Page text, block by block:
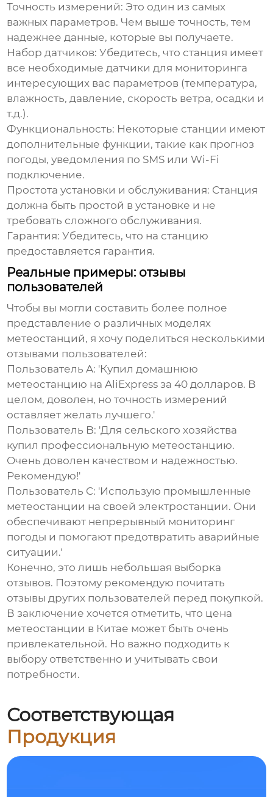
Точность измерений: Это один из самых
важных параметров. Чем выше точность, тем
надежнее данные, которые вы получаете.
Набор датчиков: Убедитесь, что станция имеет
все необходимые датчики для мониторинга
интересующих вас параметров (температура,
влажность, давление, скорость ветра, осадки и
т.д.).
Функциональность: Некоторые станции имеют
дополнительные функции, такие как прогноз
погоды, уведомления по SMS или Wi-Fi
подключение.
Простота установки и обслуживания: Станция
должна быть простой в установке и не
требовать сложного обслуживания.
Гарантия: Убедитесь, что на станцию
предоставляется гарантия.
Реальные примеры: отзывы
пользователей
Чтобы вы могли составить более полное
представление о различных моделях
метеостанций, я хочу поделиться несколькими
отзывами пользователей:
Пользователь A: 'Купил домашнюю
метеостанцию на AliExpress за 40 долларов. В
целом, доволен, но точность измерений
оставляет желать лучшего.'
Пользователь B: 'Для сельского хозяйства
купил профессиональную метеостанцию.
Очень доволен качеством и надежностью.
Рекомендую!'
Пользователь C: 'Использую промышленные
метеостанции на своей электростанции. Они
обеспечивают непрерывный мониторинг
погоды и помогают предотвратить аварийные
ситуации.'
Конечно, это лишь небольшая выборка
отзывов. Поэтому рекомендую почитать
отзывы других пользователей перед покупкой.
В заключение хочется отметить, что цена
метеостанции в Китае может быть очень
привлекательной. Но важно подходить к
выбору ответственно и учитывать свои
потребности.
Соответствующая
Продукция